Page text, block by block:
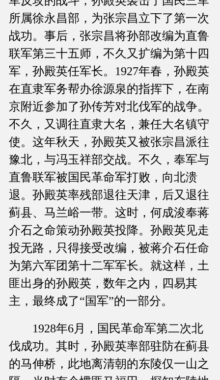
所属徐永昌部，为张宗昌立下了第一次
战功。事后，张宗昌将孙部改编为直鲁
联军第三十五师，不久又扩编为第十四
军，孙殿英任军长。1927年春，孙殿英
在直隶军务帮办徐源泉的指挥下，在南
京附近参加了孙传芳对北伐军的战争。
不久，又调往直隶大名，兼任大名镇守
使。这年秋天，孙殿英又被张宗昌派往
豫北，与冯玉祥部交战。不久，奉军与
直鲁联军被国民革命军打败，向北溃
退。孙殿英率残部退往天津，后又退往
蓟县、马兰峪一带。这时，何成浚奉蒋
介石之命策动孙殿英投降。孙殿英见走
投无路，只得接受改编，被蒋介石任命
为第六军团第十二军军长。就这样，土
匪出身的孙殿英，数年之内，四易其
主，最终成了“国军”的一部分。
1928年6月，国民革命军第二次北
伐成功。其时，孙殿英率部驻防在蓟县
的马伸桥，此地离清朝的东陵仅一山之